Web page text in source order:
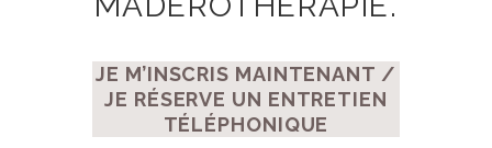
JE M’INSCRIS MAINTENANT /
JE RÉSERVE UN ENTRETIEN
TÉLÉPHONIQUE